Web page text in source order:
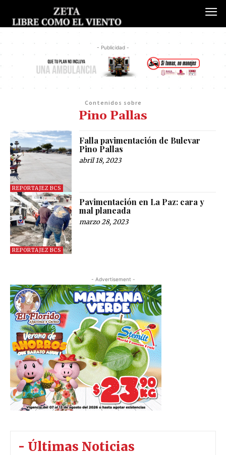
- Publicidad -
Contenidos sobre
Pino Pallas
REPORTAJEZ BCS
Falla pavimentación de Bulevar
Pino Pallas
abril 18, 2023
REPORTAJEZ BCS
Pavimentación en La Paz: cara y
mal planeada
marzo 28, 2023
- Advertisement -
- Últimas Noticias